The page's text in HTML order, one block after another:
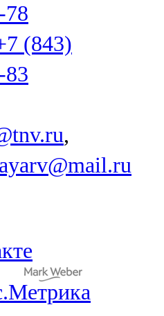
78
(843)
83
,